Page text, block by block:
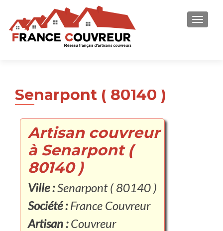
Senarpont ( 80140 )
Artisan couvreur
à Senarpont (
80140 )
Ville :Senarpont ( 80140 )
Société :France Couvreur
Artisan :Couvreur